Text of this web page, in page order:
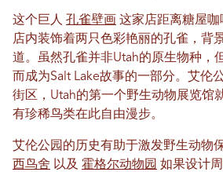
这个巨人 孔雀壁画 这家店距离糖屋咖
店内装饰着两只色彩艳丽的孔雀，背
道。虽然孔雀并非Utah的原生物种，
而成为Salt Lake故事的一部分。艾伦
街区，Utah的第一个野生动物展览馆
有珍稀鸟类在此自由漫步。
艾伦公园的历史有助于激发野生动物
西鸟舍 以及 霍格尔动物园 如果设计